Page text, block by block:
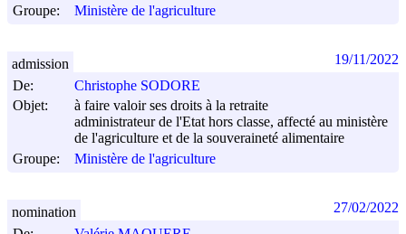
Groupe:
Ministère de l'agriculture
De:
Christophe SODORE
Objet:
à faire valoir ses droits à la retraite
administrateur de l'Etat hors classe, affecté au ministère
de l'agriculture et de la souveraineté alimentaire
Groupe:
Ministère de l'agriculture
admission 19/11/2022
nomination 27/02/2022